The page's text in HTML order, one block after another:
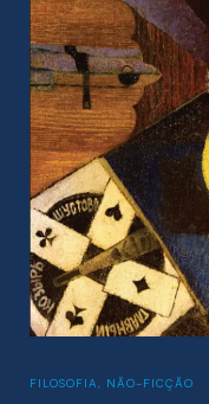
FILOSOFIA, NÃO-FICÇÃO